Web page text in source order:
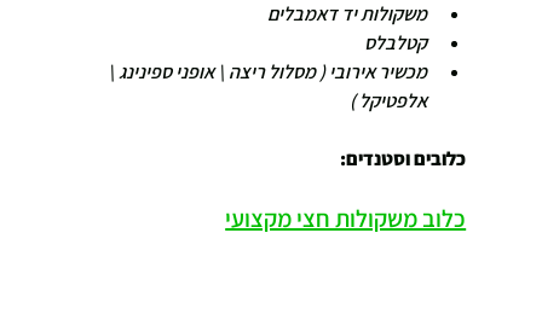
משקולות יד דאמבלים
קטלבלס
מכשיר אירובי ( מסלול ריצה \ אופני ספינינג \
אלפטיקל )
כלובים וסטנדים:
כלוב משקולות חצי מקצועי